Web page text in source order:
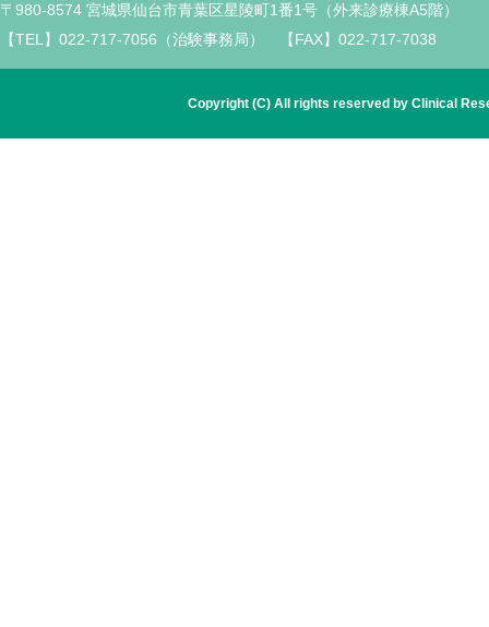
〒980-8574 宮城県仙台市青葉区星陵町1番1号（外来診療棟A5階）
【TEL】022-717-7056（治験事務局） 【FAX】022-717-7038
Copyright (C) All rights reserved by Clinical